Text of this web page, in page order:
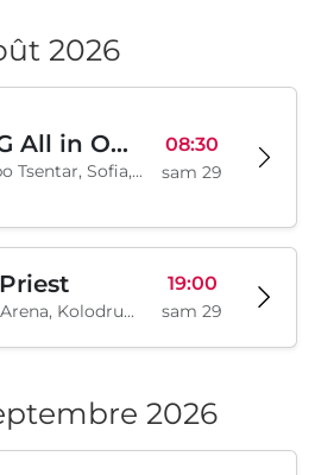
2026
DEV.BG All in One 2026
Inter Ekspo Tsentar, Sofia, BG
08:30
sam 29
Vidas Art Arena, Kolodrum, Borisova gradina, Sofia, BG
19:00
sam 29
2026